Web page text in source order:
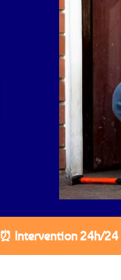
⏰ Intervention 24h/24